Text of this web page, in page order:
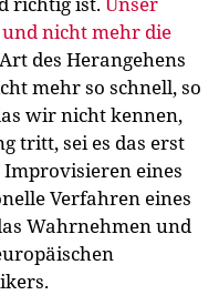
nicht mehr die
des Herangehens
mehr so schnell, so
wir nicht kennen,
tritt, sei es das erst
eines
Verfahren eines
Wahrnehmen und